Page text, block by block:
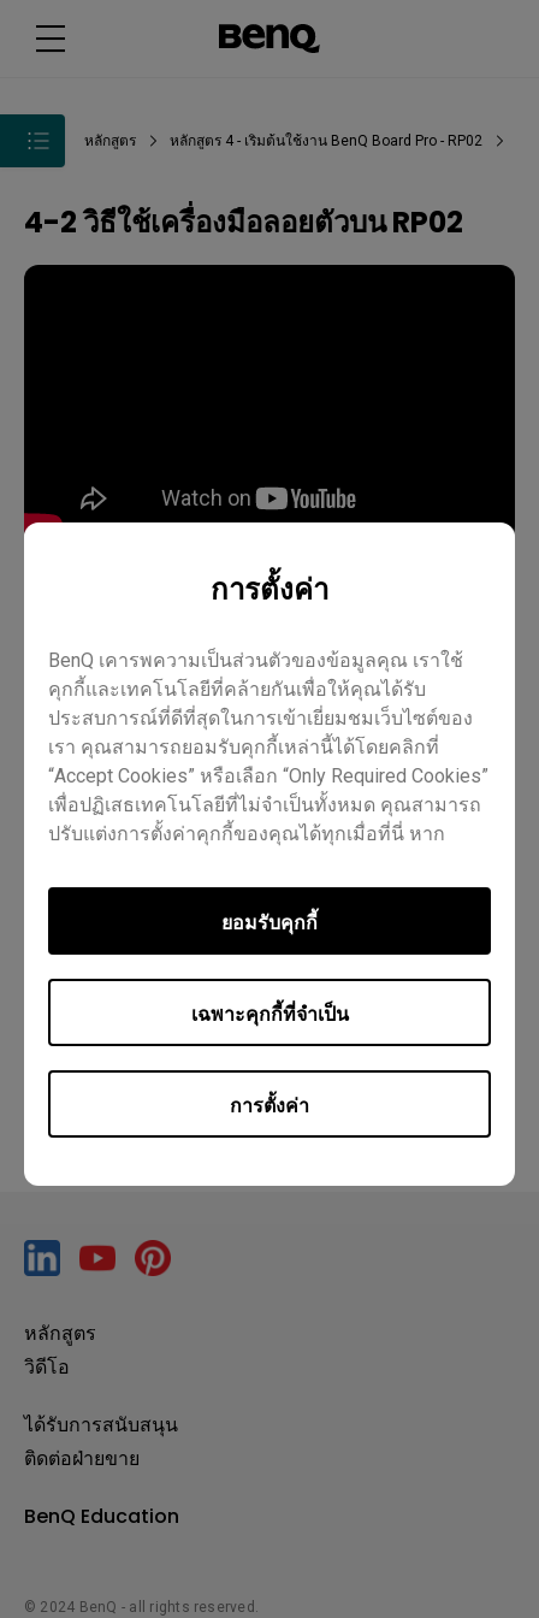
การตั้งค่า
BenQ เคารพความเป็นส่วนตัวของข้อมูลคุณ เราใช้
คุกกี้และเทคโนโลยีที่คล้ายกันเพื่อให้คุณได้รับ
ประสบการณ์ที่ดีที่สุดในการเข้าเยี่ยมชมเว็บไซต์ของ
เรา คุณสามารถยอมรับคุกกี้เหล่านี้ได้โดยคลิกที่
“Accept Cookies” หรือเลือก “Only Required Cookies”
เพื่อปฏิเสธเทคโนโลยีที่ไม่จำเป็นทั้งหมด คุณสามารถ
ปรับแต่งการตั้งค่าคุกกี้ของคุณได้ทุกเมื่อที่นี่ หาก
Policyและนโยบายความเป็นส่วนตัวของเรา
การตั้งค่า
เฉพาะคุกกี้ที่จำเป็น
ยอมรับคุกกี้
หลักสูตร หลักสูตร 4 - เริ่มต้นใช้งาน BenQ Board Pro - RP02
4-2 วิธีใช้เครื่องมือลอยตัวบน RP02
Pro RP02
Essential RE01 ครู ไอที เทรนเนอร์
ใช่
แบบทดสอบ
หลักสูตร
วิดีโอ
ได้รับการสนับสนุน
ติดต่อฝ่ายขาย
BenQ Education
© 2024 BenQ - all rights reserved.